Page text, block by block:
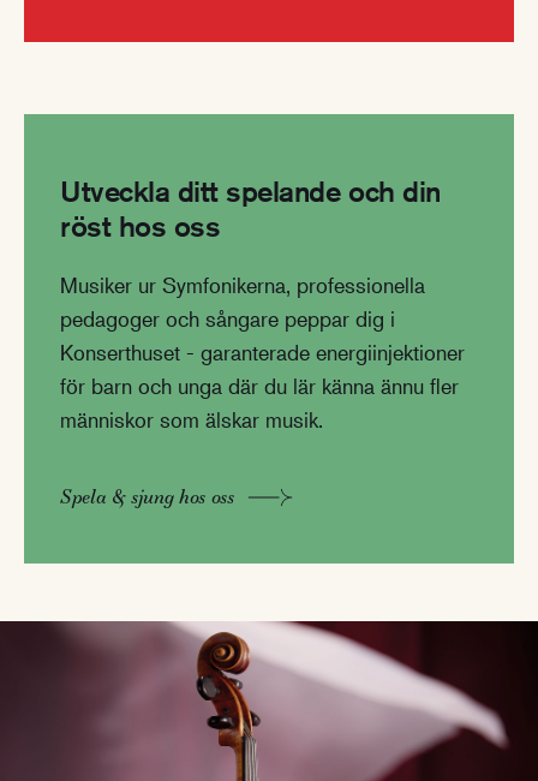
Utveckla ditt spelande och din
röst hos oss
Musiker ur Symfonikerna, professionella
pedagoger och sångare peppar dig i
Konserthuset - garanterade energiinjektioner
för barn och unga där du lär känna ännu fler
människor som älskar musik.
Spela & sjung hos oss